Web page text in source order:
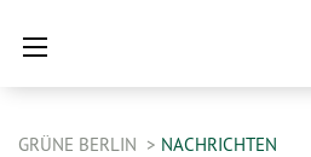
GRÜNE BERLIN NACHRICHTEN